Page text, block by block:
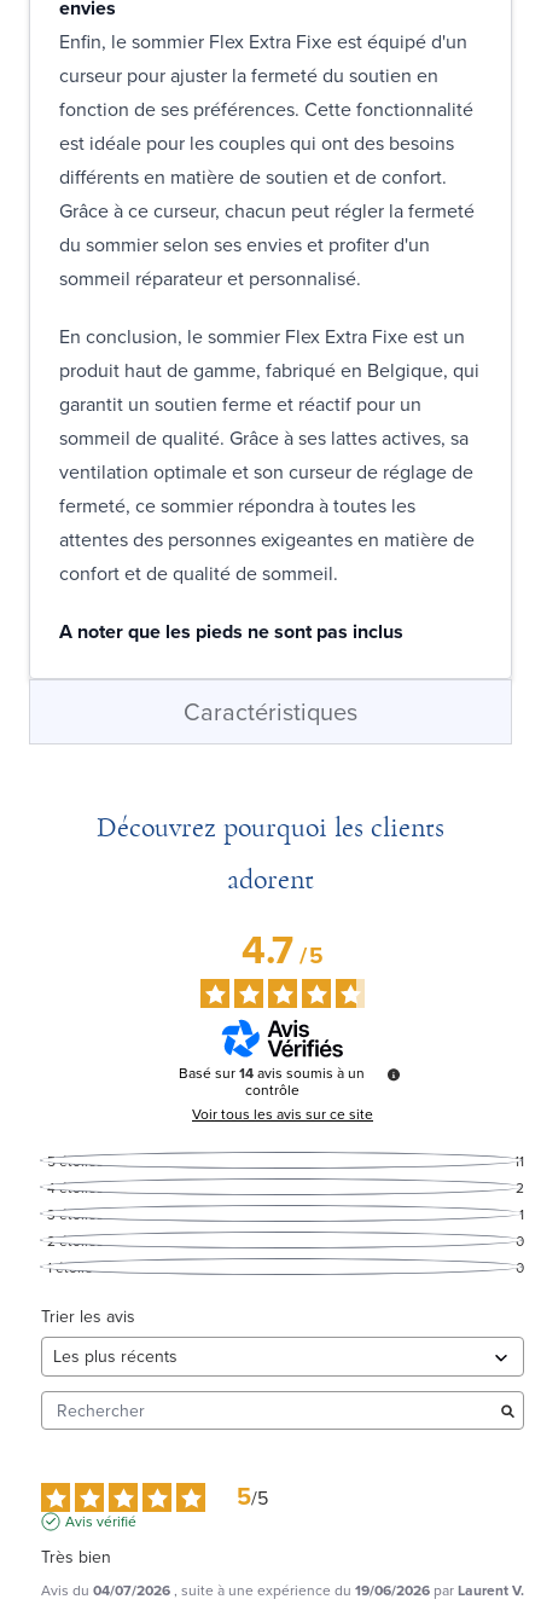
envies
Enfin, le sommier Flex Extra Fixe est équipé d'un
curseur pour ajuster la fermeté du soutien en
fonction de ses préférences. Cette fonctionnalité
est idéale pour les couples qui ont des besoins
différents en matière de soutien et de confort.
Grâce à ce curseur, chacun peut régler la fermeté
du sommier selon ses envies et profiter d'un
sommeil réparateur et personnalisé.
En conclusion, le sommier Flex Extra Fixe est un
produit haut de gamme, fabriqué en Belgique, qui
garantit un soutien ferme et réactif pour un
sommeil de qualité. Grâce à ses lattes actives, sa
ventilation optimale et son curseur de réglage de
fermeté, ce sommier répondra à toutes les
attentes des personnes exigeantes en matière de
confort et de qualité de sommeil.
A noter que les pieds ne sont pas inclus
Caractéristiques
Découvrez pourquoi les clients
adorent
4.7/5
Basé sur14avis soumis à un
contrôle
Voir tous les avis sur ce site
5étoiles
11
4étoiles
2
3étoiles
1
2étoiles
0
1étoile 0
Trier les avis
5/5
Avis vérifié
Très bien
Avis du 04/07/2026, suite à une expérience du 19/06/2026 parLaurent V.